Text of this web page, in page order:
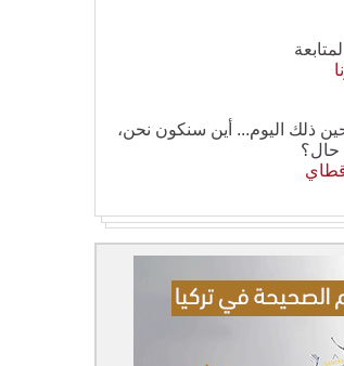
ذلك اليوم... أين سنكون نحن،
حال؟